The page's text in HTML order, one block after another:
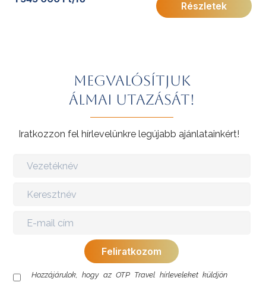
További érdekességekért Thaiföldről kattintson ide
, az
Részletek
Megvalósítjuk
álmai utazását!
Iratkozzon fel hírlevelünkre legújabb ajánlatainkért!
Hozzájárulok, hogy az OTP Travel hírleveleket küldjön